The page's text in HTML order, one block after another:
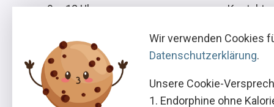
9 – 12 Uhr
13 – 16 Uhr
Kontakt
Wir verwenden Cookies
Datenschutzerklärung.
Unsere Cookie-
Endorphine ohne